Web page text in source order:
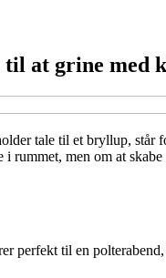
at grine med
tale til et bryllup,
rummet, men om at
perfekt til en